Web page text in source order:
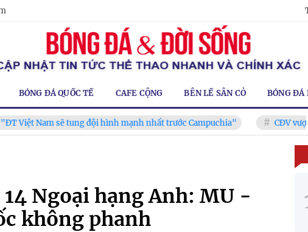
BÓNG ĐÁ QUỐC TẾ CAFE CỘNG BÊN LỀ SÂN CỎ BÓNG ĐÁ
Nam sẽ tung đội hình mạnh nhất trước Campuchia" CĐV vượt gần
Ngoại hạng Anh: MU -
không phanh